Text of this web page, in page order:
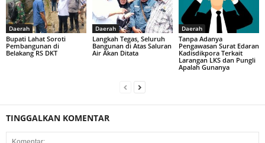
Daerah
Bupati Lahat Soroti
Pembangunan di
Belakang RS DKT
Daerah
Langkah Tegas, Seluruh
Bangunan di Atas Saluran
Air Akan Ditata
Daerah
Tanpa Adanya
Pengawasan Surat Edaran
Kadisdikpora Terkait
Larangan LKS dan Pungli
Apalah Gunanya
TINGGALKAN KOMENTAR